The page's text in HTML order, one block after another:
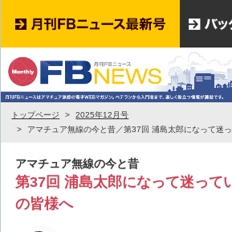
トップページ
2025年12月号
アマチュア無線の今と昔／第37回 浦島太郎になって迷
アマチュア無線の今と昔
第37回 浦島太郎になって迷って
の皆様へ